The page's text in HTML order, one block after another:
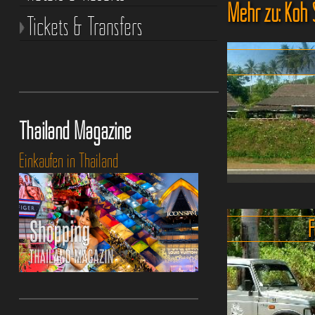
Mehr zu:
nach
Mit ein
Samui
überlaufen
dürfte
Tickets & Transfers
Thailand Magazine
Einkaufen in Thailand